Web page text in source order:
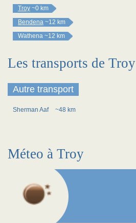
Troy ~0 km
Bendena ~12 km
Wathena ~12 km
Les transports de Troy
Autre transport
Sherman Aaf ~48 km
Méteo à Troy